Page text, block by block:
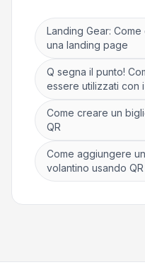
Landing Gear:
una landing page
Q segna il punto!
essere utilizzati con
Come creare un
QR
Come aggiungere
volantino usando